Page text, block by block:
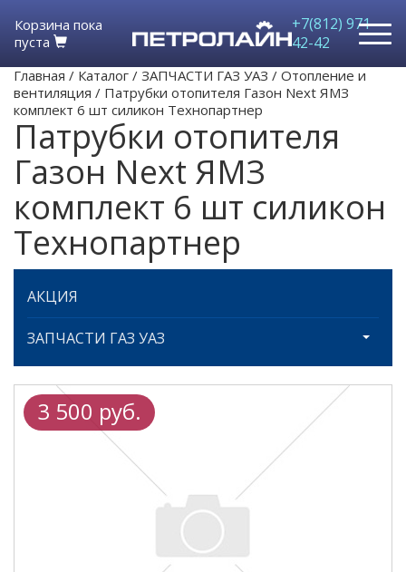
Корзина пока
пуста
+7(812) 971-
42-42
Главная / Каталог / ЗАПЧАСТИ ГАЗ УАЗ / Отопление и
вентиляция / Патрубки отопителя Газон Next ЯМЗ
комплект 6 шт силикон Технопартнер
Патрубки отопителя
Газон Next ЯМЗ
комплект 6 шт силикон
Технопартнер
АКЦИЯ
ЗАПЧАСТИ ГАЗ УАЗ
3 500 руб.